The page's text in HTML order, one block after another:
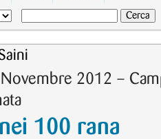
2012 –
100 rana